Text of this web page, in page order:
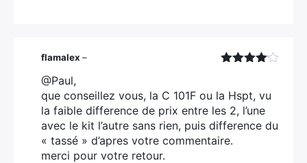
flamalex –
@Paul,
que conseillez vous, la C 101F ou la Hspt, vu
la faible difference de prix entre les 2, l’une
avec le kit l’autre sans rien, puis difference du
« tassé » d’apres votre commentaire.
merci pour votre retour.